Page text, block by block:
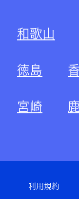
和歌山
徳島
宮崎
利用規約